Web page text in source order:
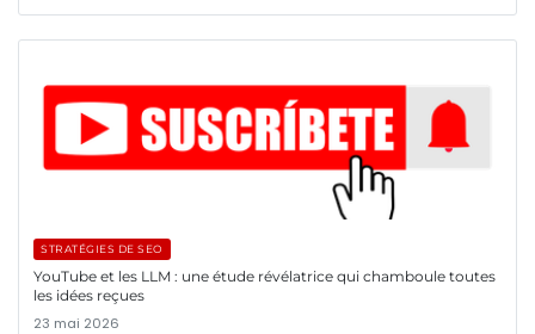
STRATÉGIES DE SEO
YouTube et les LLM : une étude révélatrice qui chamboule toutes
les idées reçues
23 mai 2026